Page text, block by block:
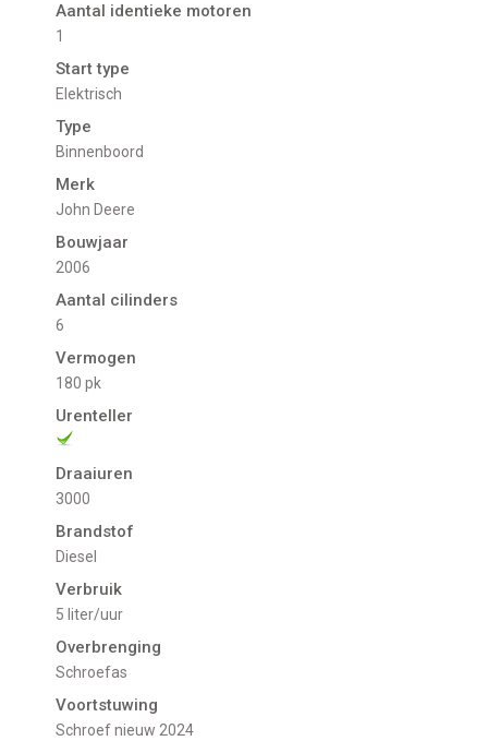
Aantal identieke motoren
1
Start type
Elektrisch
Type
Binnenboord
Merk
John Deere
Bouwjaar
2006
Aantal cilinders
6
Vermogen
180 pk
Urenteller
Draaiuren
3000
Brandstof
Diesel
Verbruik
5 liter/uur
Overbrenging
Schroefas
Voortstuwing
schroef nieuw 2024